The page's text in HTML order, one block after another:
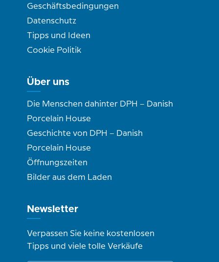
Geschäftsbedingungen
Datenschutz
Tipps und Ideen
Cookie Politik
Über uns
Die Menschen dahinter DPH – Danish
Porcelain House
Geschichte von DPH – Danish
Porcelain House
Öffnungszeiten
Bilder aus dem Laden
Newsletter
Verpassen Sie keine kostenlosen
Tipps und viele tolle Verkäufe